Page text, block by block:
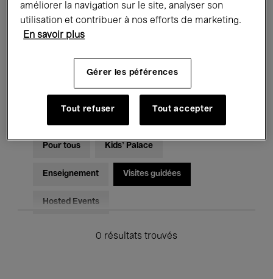
Performances
Rencontres & Débats
Musique classique Global Music
Musique électronique
Pour tous Kids’ Palace
Enseignement Visites guidées
Hosted Events
0 résultats trouvés
améliorer la navigation sur le site, analyser son
utilisation et contribuer à nos efforts de marketing.
En savoir plus
Gérer les péférences
Tout refuser Tout accepter